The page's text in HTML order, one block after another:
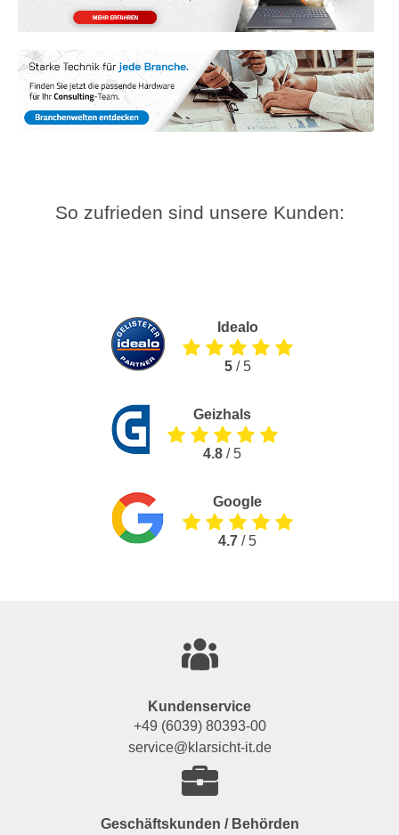
So zufrieden sind unsere Kunden:
Idealo
5/ 5
Geizhals
4.8 / 5
Google
4.7 / 5
Kundenservice
+49 (6039) 80393-00
service@klarsicht-it.de
Geschäftskunden / Behörden